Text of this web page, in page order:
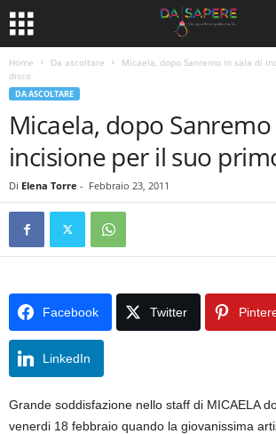
Home Da ascoltare
Micaela, dopo Sanremo in sala di
disco
DA ASCOLTARE
Micaela, dopo
incisione per il suo
Di Elena Torre - Febbraio 23, 2011
Facebook Twitter
LinkedIn
Grande soddisfazione nello staff di MICAELA
venerdi 18 febbraio quando la giovanissima